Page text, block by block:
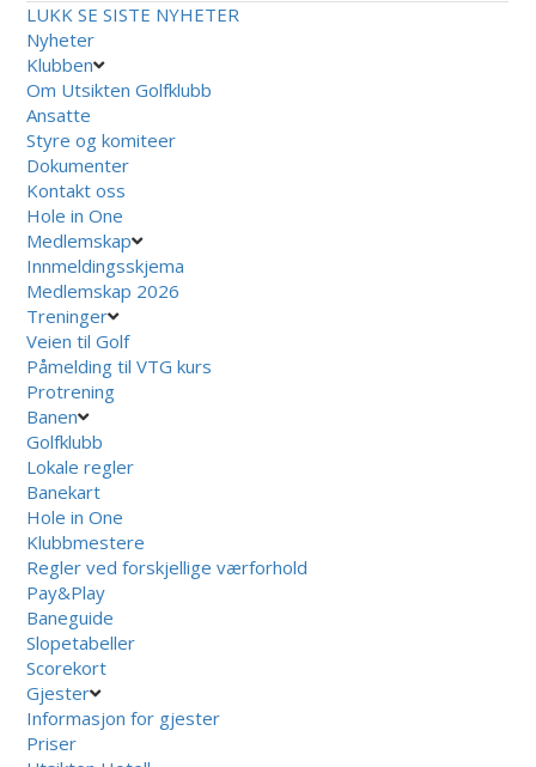
LUKK SE SISTE NYHETER
Nyheter
Klubben
Om Utsikten Golfklubb
Ansatte
Styre og komiteer
Dokumenter
Kontakt oss
Hole in One
Medlemskap
Innmeldingsskjema
Medlemskap 2026
Treninger
Veien til Golf
Påmelding til VTG kurs
Protrening
Banen
Golfklubb
Lokale regler
Banekart
Hole in One
Klubbmestere
Regler ved forskjellige værforhold
Pay&Play
Baneguide
Slopetabeller
Scorekort
Gjester
Informasjon for gjester
Priser